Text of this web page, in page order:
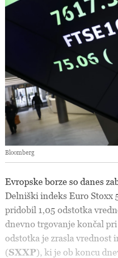
Bloomberg
Evropske borze so danes
Delniški indeks Euro Stoxx
pridobil 1,05 odstotka
dnevno trgovanje končal
odstotka je zrasla vrednost
(SXXP), ki je ob koncu